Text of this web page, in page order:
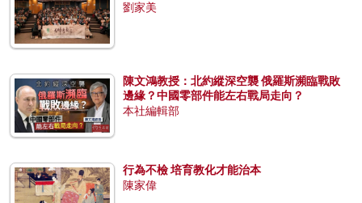
劉家美
陳文鴻教授：北約縱深空襲 俄羅斯瀕臨戰敗
邊緣？中國零部件能左右戰局走向？
本社編輯部
行為不檢 培育教化才能治本
陳家偉